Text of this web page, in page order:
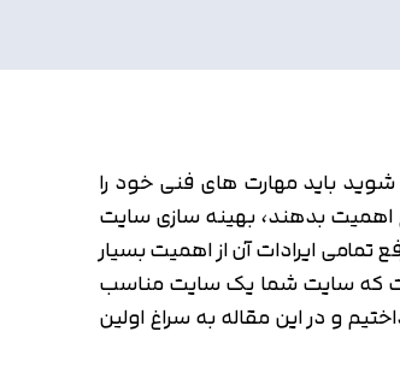
باید مهارت های فنی خود را
بدهند، بهینه سازی سایت
ایرادات آن از اهمیت بسیار
است که سایت شما یک سایت مناسب
و در این مقاله به سراغ اولین